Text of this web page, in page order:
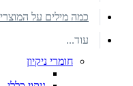
כמה מילים על
עוד...
חומרי ניקיון